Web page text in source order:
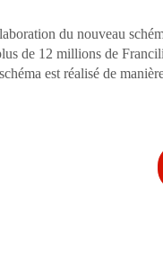
du nouveau
de 12 millions de
est réalisé de